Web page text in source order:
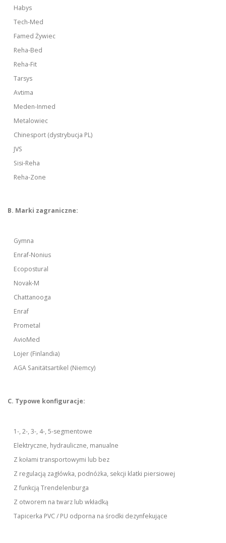
Habys
Tech-Med
Famed Żywiec
Reha-Bed
Reha-Fit
Tarsys
Avtima
Meden-Inmed
Metalowiec
Chinesport (dystrybucja PL)
JVS
Sisi-Reha
Reha-Zone
B. Marki zagraniczne:
Gymna
Enraf-Nonius
Ecopostural
Novak-M
Chattanooga
Enraf
Prometal
AvioMed
Lojer (Finlandia)
AGA Sanitätsartikel (Niemcy)
C. Typowe konfiguracje:
1-, 2-, 3-, 4-, 5-segmentowe
Elektryczne, hydrauliczne, manualne
Z kołami transportowymi lub bez
Z regulacją zagłówka, podnóżka, sekcji klatki piersiowej
Z funkcją Trendelenburga
Z otworem na twarz lub wkładką
Tapicerka PVC / PU odporna na środki dezynfekujące